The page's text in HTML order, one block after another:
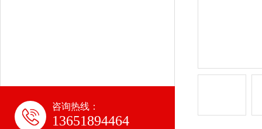
咨询热线：
13651894464